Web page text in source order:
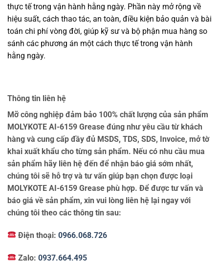
thực tế trong vận hành hằng ngày. Phần này mở rộng về
hiệu suất, cách thao tác, an toàn, điều kiện bảo quản và bài
toán chi phí vòng đời, giúp kỹ sư và bộ phận mua hàng so
sánh các phương án một cách thực tế trong vận hành
hằng ngày.
Thông tin liên hệ
Mỡ công nghiệp đảm bảo 100% chất lượng của sản phẩm
MOLYKOTE AI-6159 Grease đúng như yêu cầu từ khách
hàng và cung cấp đầy đủ MSDS, TDS, SDS, Invoice, mở tờ
khai xuất khẩu cho từng sản phẩm. Nếu có nhu cầu mua
sản phẩm hãy liên hệ đến để nhận báo giá sớm nhất,
chúng tôi sẽ hỗ trợ và tư vấn giúp bạn chọn được loại
MOLYKOTE AI-6159 Grease phù hợp. Để được tư vấn và
báo giá về sản phẩm, xin vui lòng liên hệ lại ngay với
chúng tôi theo các thông tin sau:
Điện thoại:0966.068.726
Zalo:0937.664.495